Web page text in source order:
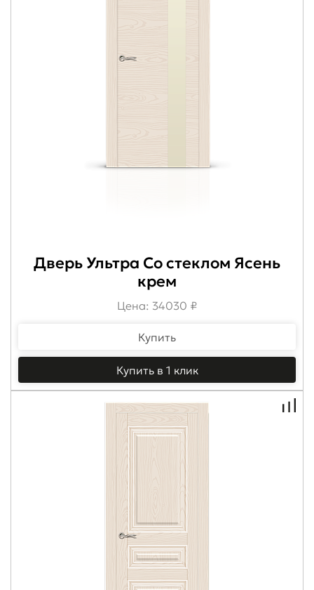
Дверь Ультра Со стеклом Ясень
крем
Цена: 34030 ₽
Купить
Купить в 1 клик